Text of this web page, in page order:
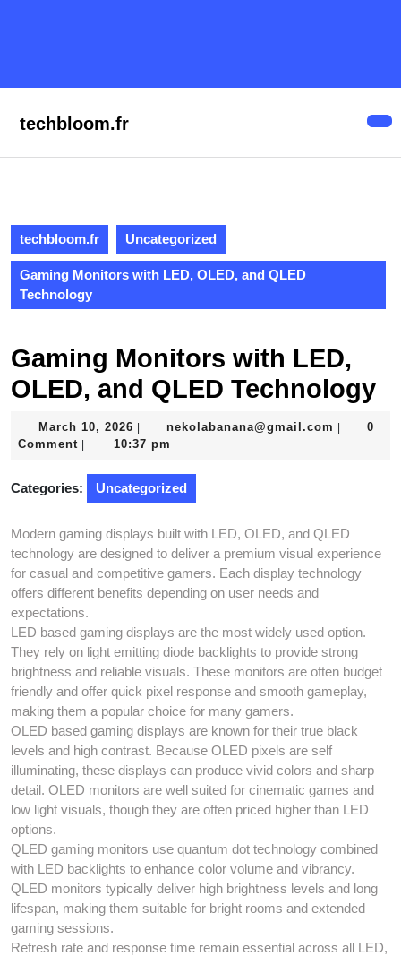
techbloom.fr
techbloom.fr Uncategorized
Gaming Monitors with LED, OLED, and QLED
Technology
Gaming Monitors with LED,
OLED, and QLED Technology
March 10, 2026 March
10,
nekolabanana@gmail.com
0
Comment
10:37 pm
Categories: Uncategorized
Modern gaming displays built with LED, OLED, and QLED
technology are designed to deliver a premium visual experience
for casual and competitive gamers. Each display technology
offers different benefits depending on user needs and
expectations.
LED based gaming displays are the most widely used option.
They rely on light emitting diode backlights to provide strong
brightness and reliable visuals. These monitors are often budget
friendly and offer quick pixel response and smooth gameplay,
making them a popular choice for many gamers.
OLED based gaming displays are known for their true black
levels and high contrast. Because OLED pixels are self
illuminating, these displays can produce vivid colors and sharp
detail. OLED monitors are well suited for cinematic games and
low light visuals, though they are often priced higher than LED
options.
QLED gaming monitors use quantum dot technology combined
with LED backlights to enhance color volume and vibrancy.
QLED monitors typically deliver high brightness levels and long
lifespan, making them suitable for bright rooms and extended
gaming sessions.
Refresh rate and response time remain essential across all LED,